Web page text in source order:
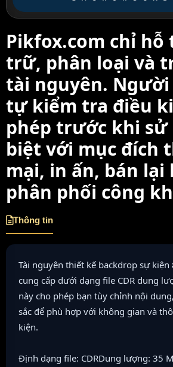
Pikfox.com chỉ
trữ, phân loại và
tài nguyên. Người
tự kiểm tra điều
phép trước khi sử
biệt với mục đích
mại, in ấn, bán lại
phân phối công
Thông tin
Tài nguyên thiết kế backdrop sự kiện
cung cấp dưới dạng file CDR dung
này cho phép bạn tùy chỉnh nội
sắc để phù hợp với không gian và
kiện.
Định dạng file: CDRDung lượng: 35